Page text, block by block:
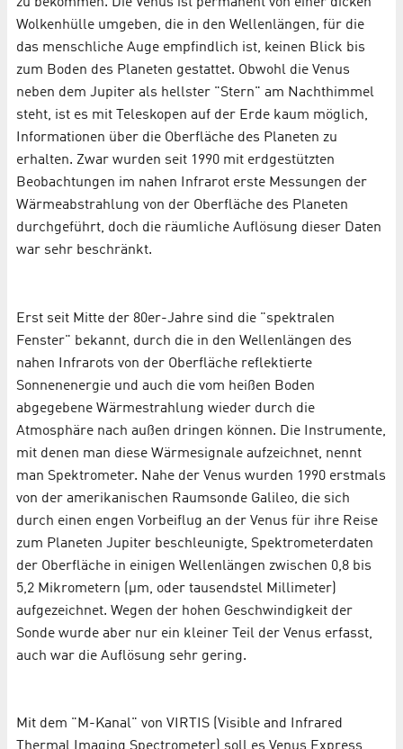
Wolkenhülle umgeben, die in den Wellenlängen, für die
das menschliche Auge empfindlich ist, keinen Blick bis
zum Boden des Planeten gestattet. Obwohl die Venus
neben dem Jupiter als hellster "Stern" am Nachthimmel
steht, ist es mit Teleskopen auf der Erde kaum möglich,
Informationen über die Oberfläche des Planeten zu
erhalten. Zwar wurden seit 1990 mit erdgestützten
Beobachtungen im nahen Infrarot erste Messungen der
Wärmeabstrahlung von der Oberfläche des Planeten
durchgeführt, doch die räumliche Auflösung dieser Daten
war sehr beschränkt.
Erst seit Mitte der 80er-Jahre sind die "spektralen
Fenster" bekannt, durch die in den Wellenlängen des
nahen Infrarots von der Oberfläche reflektierte
Sonnenenergie und auch die vom heißen Boden
abgegebene Wärmestrahlung wieder durch die
Atmosphäre nach außen dringen können. Die Instrumente,
mit denen man diese Wärmesignale aufzeichnet, nennt
man Spektrometer. Nahe der Venus wurden 1990 erstmals
von der amerikanischen Raumsonde Galileo, die sich
durch einen engen Vorbeiflug an der Venus für ihre Reise
zum Planeten Jupiter beschleunigte, Spektrometerdaten
der Oberfläche in einigen Wellenlängen zwischen 0,8 bis
5,2 Mikrometern (µm, oder tausendstel Millimeter)
aufgezeichnet. Wegen der hohen Geschwindigkeit der
Sonde wurde aber nur ein kleiner Teil der Venus erfasst,
auch war die Auflösung sehr gering.
Mit dem "M-Kanal" von VIRTIS (Visible and Infrared